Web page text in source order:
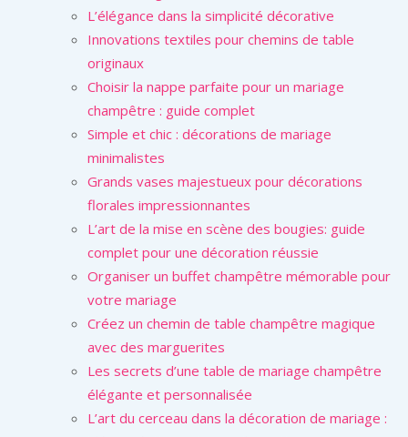
L’élégance dans la simplicité décorative
Innovations textiles pour chemins de table
originaux
Choisir la nappe parfaite pour un mariage
champêtre : guide complet
Simple et chic : décorations de mariage
minimalistes
Grands vases majestueux pour décorations
florales impressionnantes
L’art de la mise en scène des bougies: guide
complet pour une décoration réussie
Organiser un buffet champêtre mémorable pour
votre mariage
Créez un chemin de table champêtre magique
avec des marguerites
Les secrets d’une table de mariage champêtre
élégante et personnalisée
L’art du cerceau dans la décoration de mariage :